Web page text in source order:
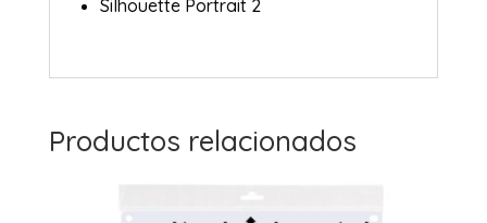
Silhouette Portrait 2
Productos relacionados